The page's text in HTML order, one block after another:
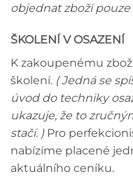
objednat zboží
ŠKOLENÍ V OSAZENÍ
K zakoupenému
školení. ( Jedná se
úvod do techniky
ukazuje, že to
stačí. )Pro
nabízíme placené
aktuálního ceníku.